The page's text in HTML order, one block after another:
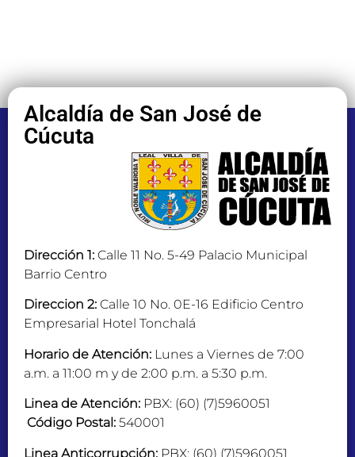
Alcaldía de San José de
Cúcuta
Dirección 1: Calle 11 No. 5-49 Palacio Municipal
Barrio Centro
Direccion 2: Calle 10 No. 0E-16 Edificio Centro
Empresarial Hotel Tonchalá
Horario de Atención: Lunes a Viernes de 7:00
a.m. a 11:00 m y de 2:00 p.m. a 5:30 p.m.
Linea de Atención: PBX: (60) (7)5960051
Código Postal: 540001
Linea Anticorrupción: PBX: (60) (7)5960051